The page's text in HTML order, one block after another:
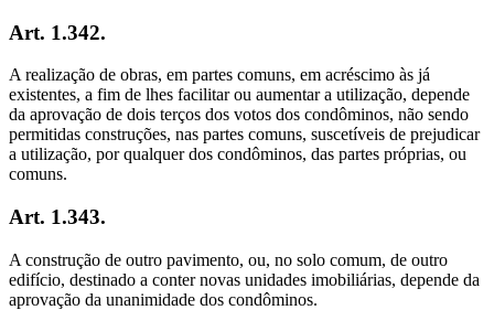
Art. 1.342.
A realização de obras, em partes comuns, em acréscimo às já
existentes, a fim de lhes facilitar ou aumentar a utilização, depende
da aprovação de dois terços dos votos dos condôminos, não sendo
permitidas construções, nas partes comuns, suscetíveis de prejudicar
a utilização, por qualquer dos condôminos, das partes próprias, ou
comuns.
Art. 1.343.
A construção de outro pavimento, ou, no solo comum, de outro
edifício, destinado a conter novas unidades imobiliárias, depende da
aprovação da unanimidade dos condôminos.